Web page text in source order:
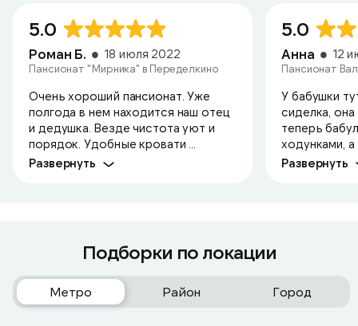
5.0
Роман Б. 18 июля 2022
Пансионат "Мирника" в Переделкино
Очень хороший пансионат. Уже
полгода в нем находится наш отец
и дедушка. Везде чистота уют и
порядок. Удобные кровати ...
Развернуть
5.0
Анна 12
Пансионат
У бабушки
сиделка,
теперь
ходунками,
Развернуть
Подборки по локации
Метро Район Город